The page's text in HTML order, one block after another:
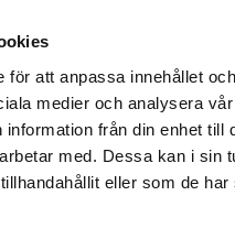
för att anpassa innehållet
medier och analysera
från din enhet till
med. Dessa kan i sin
eller som de